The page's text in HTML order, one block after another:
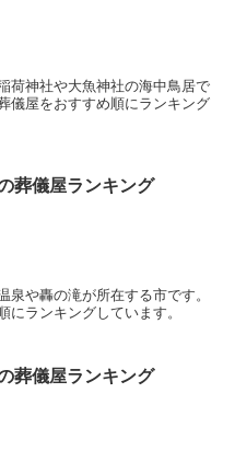
荷神社や大魚神社の海中鳥居で
儀屋をおすすめ順にランキング
葬儀屋ランキング
や轟の滝が所在する市です。
にランキングしています。
葬儀屋ランキング